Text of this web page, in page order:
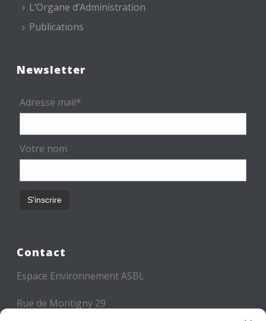
L’Organe d’Administration
Publications
Newsletter
Adresse mail*
Votre nom
Contact
Espace Environnement ASBL
Rue de Montigny 29